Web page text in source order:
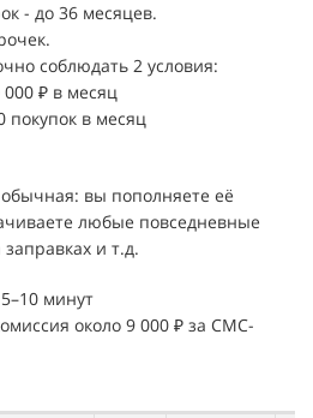
- до 36 месяцев.
соблюдать 2 условия:
000 ₽ в месяц
покупок в месяц
обычная: вы пополняете её
любые повседневные
и т.д.
минут
около 9 000 ₽ за СМС-